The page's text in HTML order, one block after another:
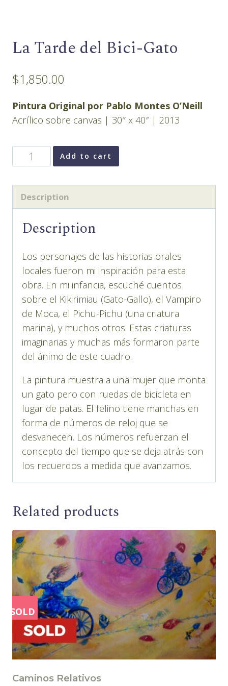
La Tarde del Bici-Gato
$1,850.00
Pintura Original por Pablo Montes O’Neill
Acrílico sobre canvas | 30″ x 40″ | 2013
Tarde
Bici-
Gato
quantity
Add to cart
Description
Description
Los personajes de las historias orales
locales fueron mi inspiración para esta
obra. En mi infancia, escuché cuentos
sobre el Kikirimiau (Gato-Gallo), el Vampiro
de Moca, el Pichu-Pichu (una criatura
marina), y muchos otros. Estas criaturas
imaginarias y muchas más formaron parte
del ánimo de este cuadro.
La pintura muestra a una mujer que monta
un gato pero con ruedas de bicicleta en
lugar de patas. El felino tiene manchas en
forma de números de reloj que se
desvanecen. Los números refuerzan el
concepto del tiempo que se deja atrás con
los recuerdos a medida que avanzamos.
Related products
SOLD
Caminos Relativos